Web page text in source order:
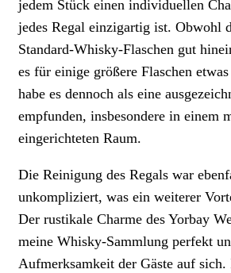
jedem Stück einen individuellen
jedes Regal einzigartig ist. Obwohl
Standard-Whisky-Flaschen gut
es für einige größere Flaschen
habe es dennoch als eine
empfunden, insbesondere in einem
eingerichteten Raum.
Die Reinigung des Regals war
unkompliziert, was ein weiterer
Der rustikale Charme des Yorbay
meine Whisky-Sammlung perfekt
Aufmerksamkeit der Gäste auf sich.